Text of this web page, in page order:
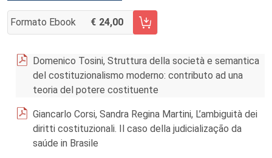
Formato Ebook 24,00
AGGIUNGI AL CARRELLO FASCICOLO 3/2018
Domenico Tosini, Struttura della società e semantica
del costituzionalismo moderno: contributo ad una
teoria del potere costituente
Giancarlo Corsi, Sandra Regina Martini, L’ambiguità dei
diritti costituzionali. Il caso della judicialização da
saúde in Brasile